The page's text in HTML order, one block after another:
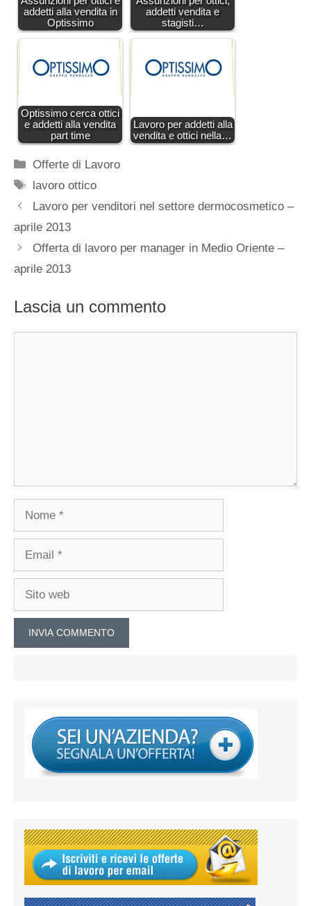
addetti alla vendita in
Optissimo
addetti vendita e
stagisti…
Optissimo cerca ottici
e addetti alla vendita
part time
Lavoro per addetti alla
vendita e ottici nella…
Categorie
Offerte di Lavoro
Tag
lavoro ottico
Lavoro per venditori nel settore dermocosmetico –
aprile 2013
Offerta di lavoro per manager in Medio Oriente –
aprile 2013
Lascia un commento
Nome
Email
Sito